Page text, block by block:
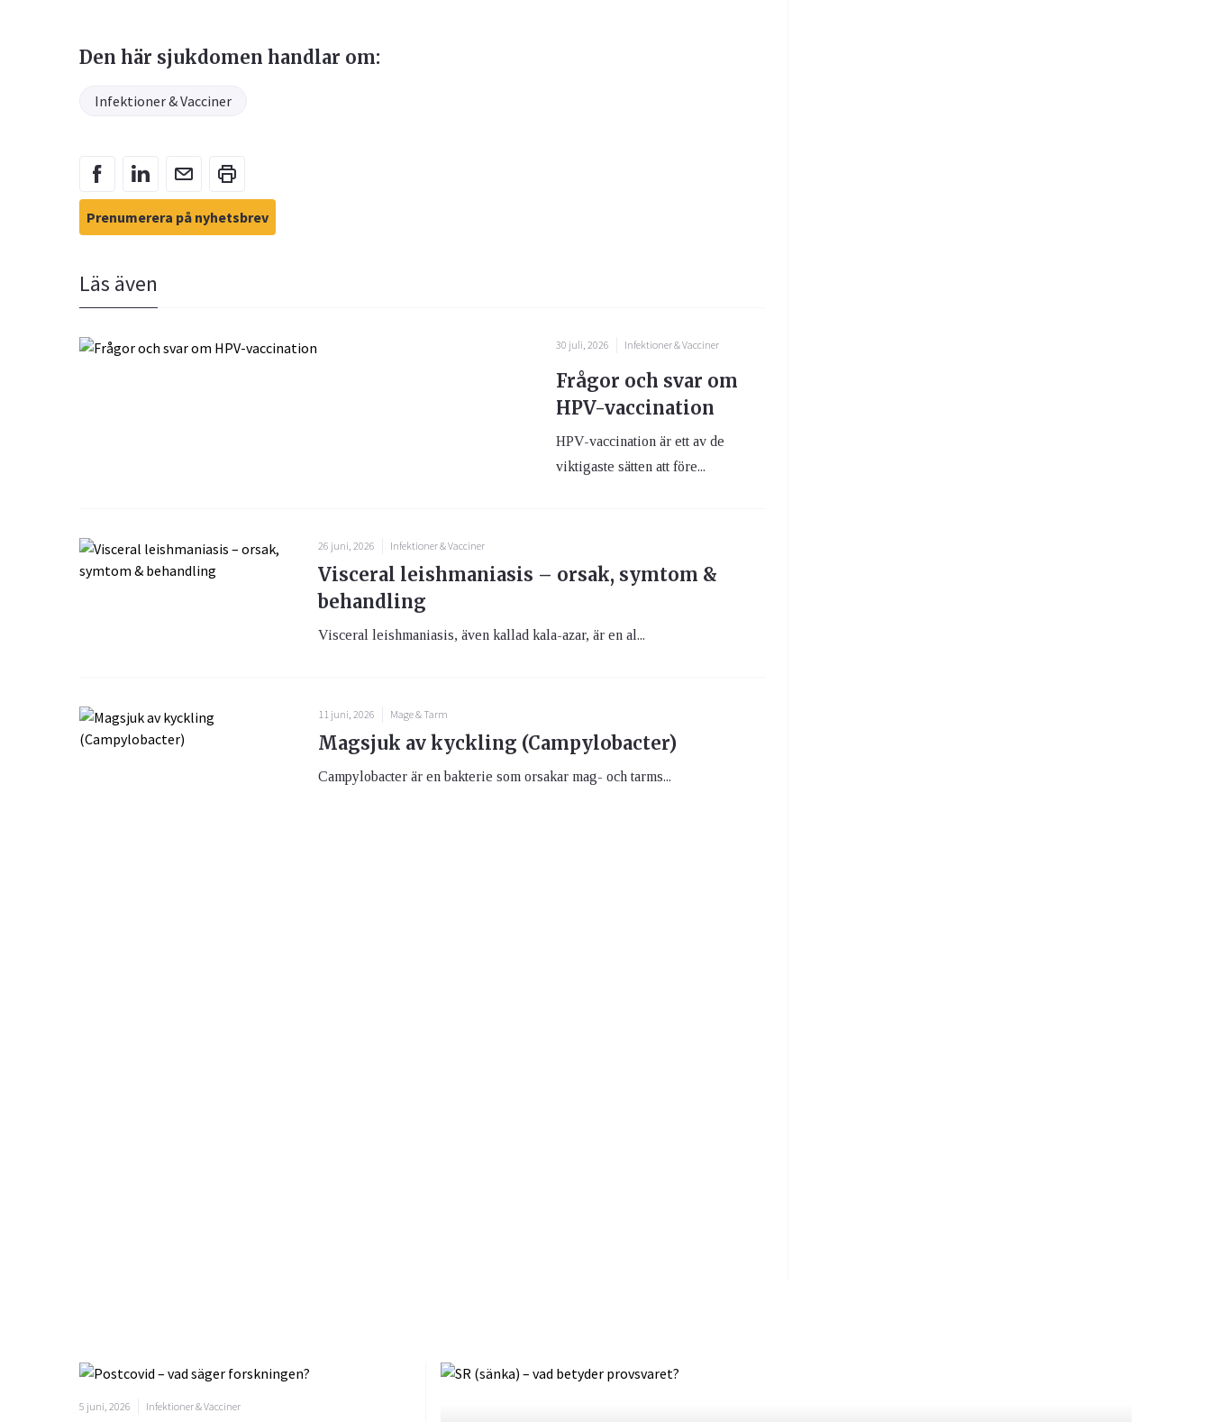
Den här sjukdomen handlar om:
Infektioner & Vacciner
Prenumerera på nyhetsbrev
Läs även
30 juli, 2026 Infektioner & Vacciner
Frågor och svar om
HPV-vaccination
HPV-vaccination är ett av de
viktigaste sätten att före...
26 juni, 2026 Infektioner & Vacciner
Visceral leishmaniasis – orsak, symtom &
behandling
Visceral leishmaniasis, även kallad kala-azar, är en al...
11 juni, 2026 Mage & Tarm
Magsjuk av kyckling (Campylobacter)
Campylobacter är en bakterie som orsakar mag- och tarms...
5 juni, 2026 Infektioner & Vacciner